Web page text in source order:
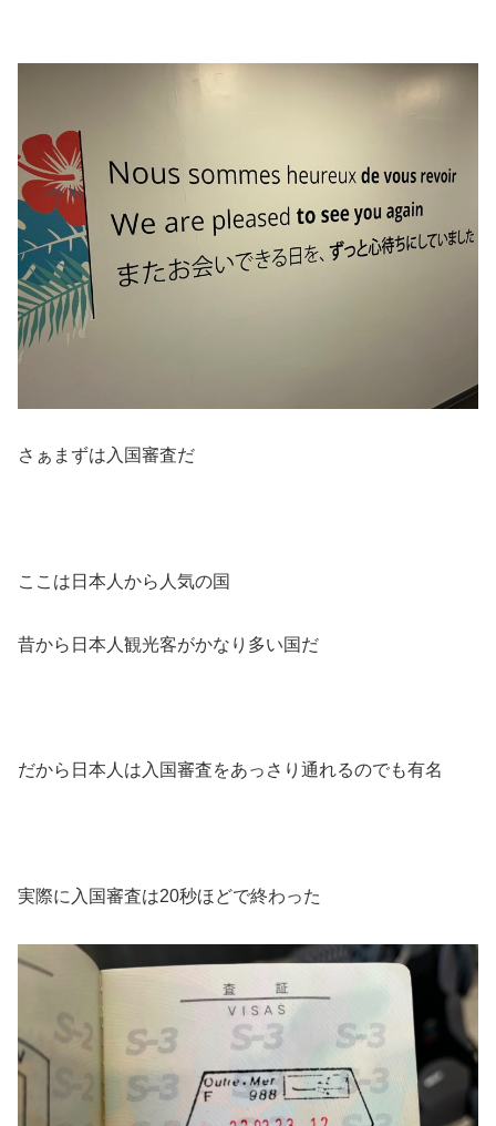
さぁまずは入国審査だ
ここは日本人から人気の国
昔から日本人観光客がかなり多い国だ
だから日本人は入国審査をあっさり通れるのでも有名
実際に入国審査は20秒ほどで終わった